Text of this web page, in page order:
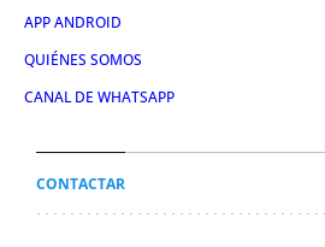
APP ANDROID
QUIÉNES SOMOS
CANAL DE WHATSAPP
CONTACTAR